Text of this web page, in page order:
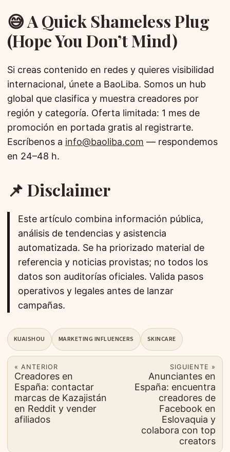
😅 A Quick Shameless Plug
(Hope You Don’t Mind)
Si creas contenido en redes y quieres visibilidad
internacional, únete a BaoLiba. Somos un hub
global que clasifica y muestra creadores por
región y categoría. Oferta limitada: 1 mes de
promoción en portada gratis al registrarte.
Escríbenos a info@baoliba.com — respondemos
en 24–48 h.
📌 Disclaimer
Este artículo combina información pública,
análisis de tendencias y asistencia
automatizada. Se ha priorizado material de
referencia y noticias provistas; no todos los
datos son auditorías oficiales. Valida pasos
operativos y legales antes de lanzar
campañas.
KUAISHOU MARKETING INFLUENCERS SKINCARE
« ANTERIOR
Creadores en
España: contactar
marcas de Kazajistán
en Reddit y vender
afiliados
SIGUIENTE »
Anunciantes en
España: encuentra
creadores de
Facebook en
Eslovaquia y
colabora con top
creators